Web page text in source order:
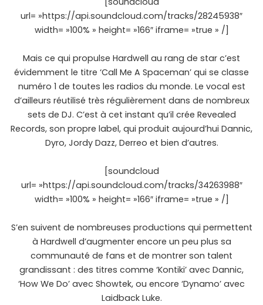
url= »https://api.soundcloud.com/tracks/28245938″
width= »100% » height= »166″ iframe= »true » /]
Mais ce qui propulse Hardwell au rang de star c’est
évidemment le titre ‘Call Me A Spaceman’ qui se classe
numéro 1 de toutes les radios du monde. Le vocal est
d’ailleurs réutilisé très régulièrement dans de nombreux
sets de DJ. C’est à cet instant qu’il crée Revealed
Records, son propre label, qui produit aujourd’hui Dannic,
Dyro, Jordy Dazz, Derreo et bien d’autres.
[soundcloud
url= »https://api.soundcloud.com/tracks/34263988″
width= »100% » height= »166″ iframe= »true » /]
S’en suivent de nombreuses productions qui permettent
à Hardwell d’augmenter encore un peu plus sa
communauté de fans et de montrer son talent
grandissant : des titres comme ‘Kontiki’ avec Dannic,
‘How We Do’ avec Showtek, ou encore ‘Dynamo’ avec
Laidback Luke.